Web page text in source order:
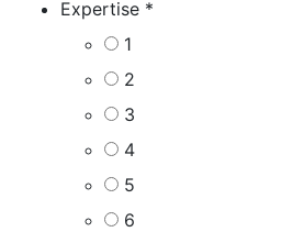
Expertise *
1
2
3
4
5
6